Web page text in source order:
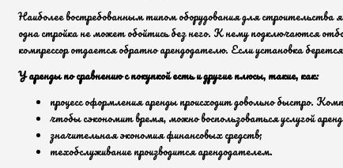
Наиболее востребованным типом оборудования для строительства
одна стройка не может обойтись без него. К нему подключаются
компрессор отдается обратно арендодателю. Если установка
У аренды по сравнению с покупкой есть и другие плюсы, такие, как:
процесс оформления аренды происходит довольно быстро.
чтобы сэкономит время, можно воспользоваться услугой
значительная экономия финансовых средств;
техобслуживание производится арендодателем.